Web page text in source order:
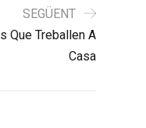
SEGÜENT
Que Treballen A
Casa